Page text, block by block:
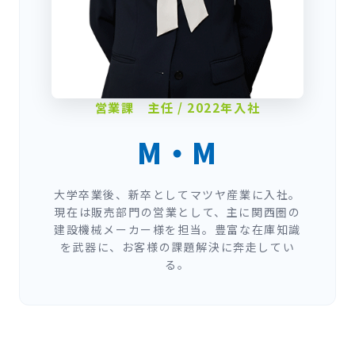
営業課 主任 / 2022年入社
M・M
大学卒業後、新卒としてマツヤ産業に入社。
現在は販売部門の営業として、主に関西圏の
建設機械メーカー様を担当。豊富な在庫知識
を武器に、お客様の課題解決に奔走してい
る。